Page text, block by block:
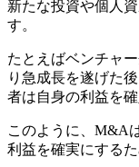
新たな投資や個人
す。
たとえばベンチャ
り急成長を遂げた
者は自身の利益を確
このように、M&A
利益を確実にする